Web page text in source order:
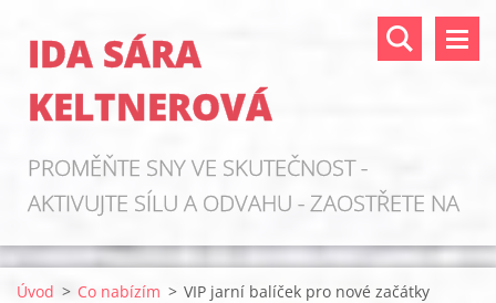
IDA SÁRA
KELTNEROVÁ
PROMĚŇTE SNY VE SKUTEČNOST -
AKTIVUJTE SÍLU A ODVAHU - ZAOSTŘETE NA
ZDROJE!
Úvod > Co nabízím > VIP jarní balíček pro nové začátky